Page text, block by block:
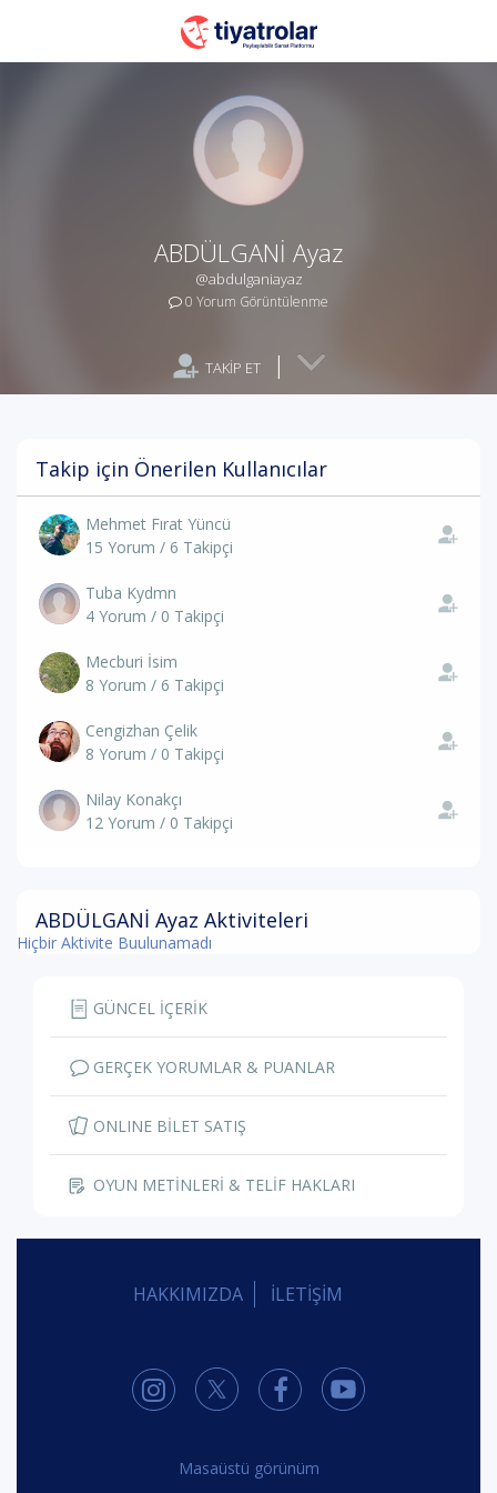
ABDÜLGANİ Ayaz
@abdulganiayaz
0 Yorum Görüntülenme
TAKİP ET |
Takip için Önerilen Kullanıcılar
Mehmet Fırat Yüncü
15 Yorum / 6 Takipçi
Tuba Kydmn
4 Yorum / 0 Takipçi
Mecburi İsim
8 Yorum / 6 Takipçi
Cengizhan Çelik
8 Yorum / 0 Takipçi
Nilay Konakçı
12 Yorum / 0 Takipçi
ABDÜLGANİ Ayaz Aktiviteleri
Hiçbir Aktivite Buulunamadı
GÜNCEL İÇERİK
GERÇEK YORUMLAR & PUANLAR
ONLINE BİLET SATIŞ
OYUN METİNLERİ & TELİF HAKLARI
HAKKIMIZDA İLETİŞİM
Masaüstü görünüm